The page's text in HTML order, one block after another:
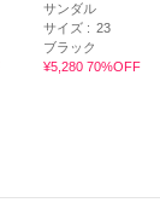
サンダル
サイズ : 23
ブラック
¥5,280 70%OFF